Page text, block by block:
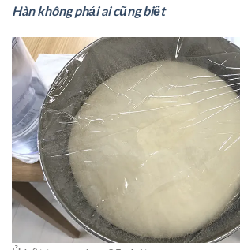
Hàn không phải ai cũng biết